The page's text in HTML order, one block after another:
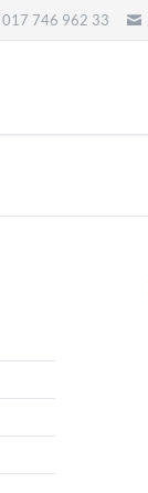
017 746 962 33